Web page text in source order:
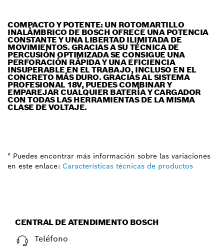
COMPACTO Y POTENTE: UN ROTOMARTILLO
INALÁMBRICO DE BOSCH OFRECE UNA POTENCIA
CONSTANTE Y UNA LIBERTAD ILIMITADA DE
MOVIMIENTOS. GRACIAS A SU TÉCNICA DE
PERCUSIÓN OPTIMIZADA SE CONSIGUE UNA
PERFORACIÓN RÁPIDA Y UNA EFICIENCIA
INSUPERABLE EN EL TRABAJO, INCLUSO EN EL
CONCRETO MÁS DURO. GRACIAS AL SISTEMA
PROFESIONAL 18V, PUEDES COMBINAR Y
EMPAREJAR CUALQUIER BATERÍA Y CARGADOR
CON TODAS LAS HERRAMIENTAS DE LA MISMA
CLASE DE VOLTAJE.
* Puedes encontrar más información sobre las variaciones
en este enlace: Características técnicas de productos
CENTRAL DE ATENDIMENTO BOSCH
Teléfono